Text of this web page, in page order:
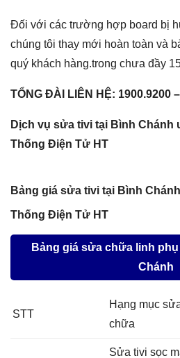
Đối với các trường hợp board bị
chúng tôi thay mới hoàn toàn và
quý khách hàng.trong chưa đầy
TỔNG ĐÀI LIÊN HỆ: 1900.9200
Dịch vụ sửa tivi tại Bình Chánh
Thống Điện Tử HT
Bảng giá sửa tivi tại Bình
Thống Điện Tử HT
Bảng giá sửa chữa linh
Chánh
STT
Hạng mục
chữa
Sửa tivi sọc